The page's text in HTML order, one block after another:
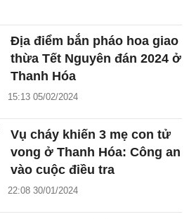
Địa điểm bắn pháo hoa giao
thừa Tết Nguyên đán 2024 ở
Thanh Hóa
15:13 05/02/2024
Vụ cháy khiến 3 mẹ con tử
vong ở Thanh Hóa: Công an
vào cuộc điều tra
22:08 30/01/2024